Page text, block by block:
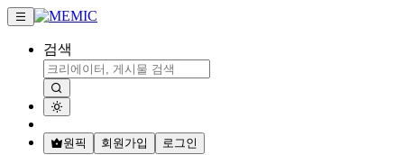
검색
원픽 회원가입 로그인